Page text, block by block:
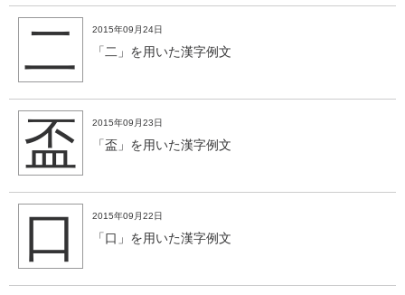
二 2015年09月24日
「二」を用いた漢字例文
盃 2015年09月23日
「盃」を用いた漢字例文
口 2015年09月22日
「口」を用いた漢字例文